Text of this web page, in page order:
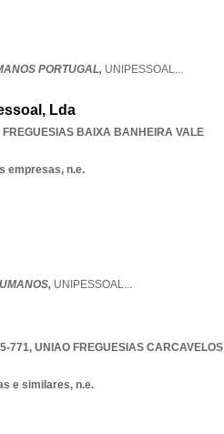
PORTUGAL, UNIPESSOAL...
Lda
FREGUESIAS BAIXA BANHEIRA VALE
empresas, n.e.
UNIPESSOAL...
771, UNIAO FREGUESIAS CARCAVELOS
e similares, n.e.